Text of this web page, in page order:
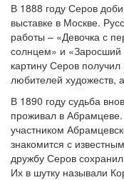
В 1888 году Серов
выставке в Москве.
работы – «Девочка с
солнцем» и «Заросший
картину Серов
любителей художеств,
В 1890 году судьба
проживал в
участником
знакомится с
дружбу Серов
Их в шутку называли